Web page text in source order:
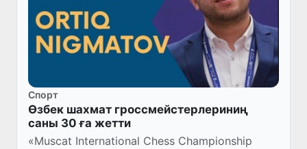
Спорт
Өзбек шахмат гроссмейстерлериниң
саны 30 ға жетти
«Muscat International Chess Championship